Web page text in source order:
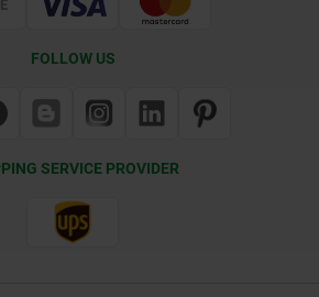
FOLLOW US
SERVICE PROVIDER